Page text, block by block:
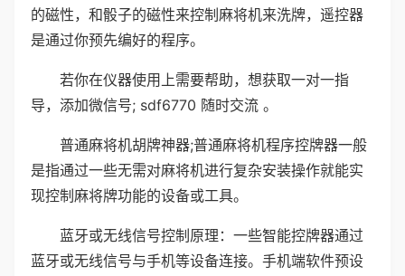
的磁性，和骰子的磁性来控制麻将机来洗牌，遥控器
是通过你预先编好的程序。
若你在仪器使用上需要帮助，想获取一对一指
导，添加微信号; sdf6770 随时交流 。
普通麻将机胡牌神器;普通麻将机程序控牌器一般
是指通过一些无需对麻将机进行复杂安装操作就能实
现控制麻将牌功能的设备或工具。
蓝牙或无线信号控制原理：一些智能控牌器通过
蓝牙或无线信号与手机等设备连接。手机端软件预设